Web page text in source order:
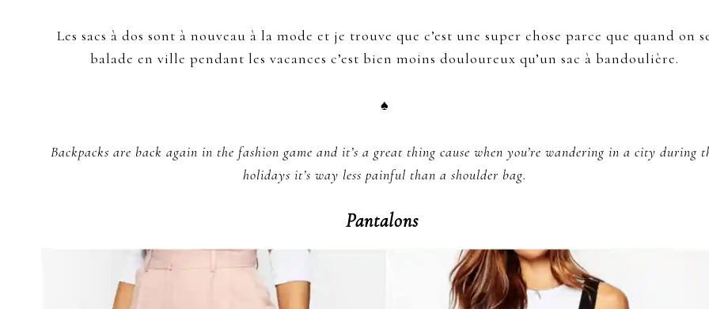
Les sacs à dos sont à nouveau à la mode et je trouve que c’est une super chose parce que quand on
balade en ville pendant les vacances c’est bien moins douloureux qu’un sac à bandoulière.
♠
Backpacks are back again in the fashion game and it’s a great thing cause when you’re wandering in a city during
holidays it’s way less painful than a shoulder bag.
Pantalons